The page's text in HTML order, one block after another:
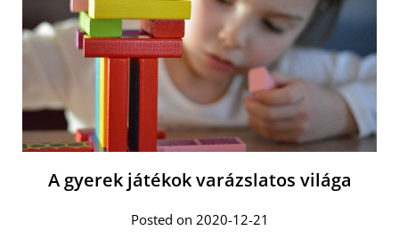
A gyerek játékok varázslatos világa
Posted on 2020-12-21